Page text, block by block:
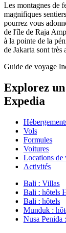
Les montagnes de
magnifiques
pourrez vous
de l'île de Raja
à la pointe de la
de Jakarta sont très
Guide de voyage
Explorez un
Expedia
Vols
Formules
Voitures
Locations de
Activités
Bali : Villas
Bali : hôtels
Bali : hôtels
Munduk :
Nusa Penida